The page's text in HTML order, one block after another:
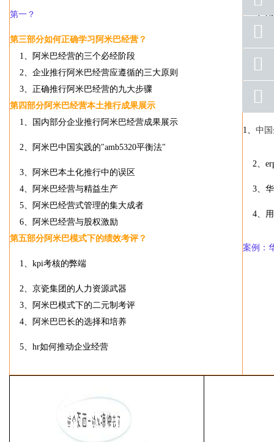
第一？
第三部分如何正确学习阿米巴经营？
1
、阿米巴经营的三个必经阶段
2 、企业推行阿米巴经营应遵循的三大原则
3 、正确推行阿米巴经营的九大步骤
第四部分阿米巴经营本土推行成果展示
1
、国内部分企业推行阿米巴经营成果展示
2 、阿米巴中国实践的"amb5320平衡法"
3 、阿米巴本土化推行中的误区
4 、阿米巴经营与精益生产
5 、阿米巴经营式管理的集大成者
6 、阿米巴经营与股权激励
第五部分阿米巴模式下的绩效考评？
1 kpi考核的弊端
2 、京瓷集团的人力资源武器
3 、阿米巴模式下的二元制考评
4 、阿米巴巴长的选择和培养
5 hr如何推动企业经营
5、
1 中
2
3 、
4 、用
案例：
座机
号码
手机
号码
qq
联系
返回
顶部